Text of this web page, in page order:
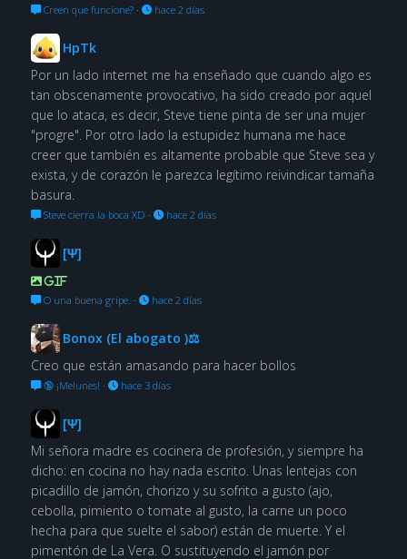
Creen que funcione?· hace 2 días
HpTk
Por un lado internet me ha enseñado que cuando algo es
tan obscenamente provocativo, ha sido creado por aquel
que lo ataca, es decir, Steve tiene pinta de ser una mujer
"progre". Por otro lado la estupidez humana me hace
creer que también es altamente probable que Steve sea y
exista, y de corazón le parezca legítimo reivindicar tamaña
basura.
Steve cierra la boca XD · hace 2 días
[Ψ]
GIF
O una buena gripe. · hace 2 días
Bonox (El abogato )⚖
Creo que están amasando para hacer bollos
🔞 ¡Melunes! · hace 3 días
[Ψ]
Mi señora madre es cocinera de profesión, y siempre ha
dicho: en cocina no hay nada escrito. Unas lentejas con
picadillo de jamón, chorizo y su sofrito a gusto (ajo,
cebolla, pimiento o tomate al gusto, la carne un poco
hecha para que suelte el sabor) están de muerte. Y el
pimentón de La Vera. O sustituyendo el jamón por